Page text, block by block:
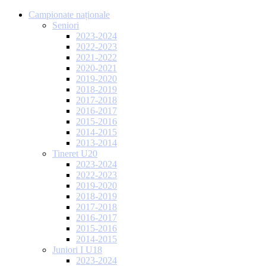
Campionate naționale
Seniori
2023-2024
2022-2023
2021-2022
2020-2021
2019-2020
2018-2019
2017-2018
2016-2017
2015-2016
2014-2015
2013-2014
Tineret U20
2023-2024
2022-2023
2019-2020
2018-2019
2017-2018
2016-2017
2015-2016
2014-2015
Juniori I U18
2023-2024